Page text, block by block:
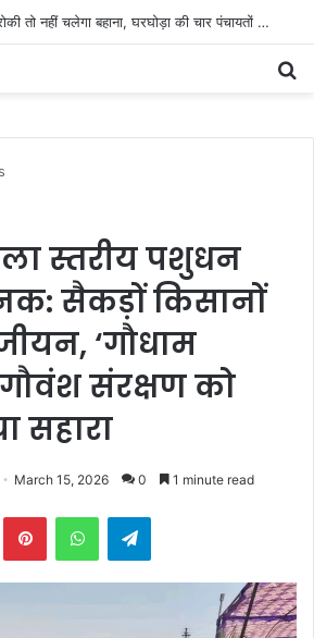
RTI की सख्ती: सूचना रोकी तो नहीं चलेगा बहाना, घरघोड़ा की चार पंचायतों में 15 दिन में हिसाब देने का आदेश
स्तरीय पशुधन
सैकड़ों किसानों
‘गौधाम
संरक्षण को
सहारा
March 15, 2026 0 1 minute read
PinterestWhatsAppTelegram